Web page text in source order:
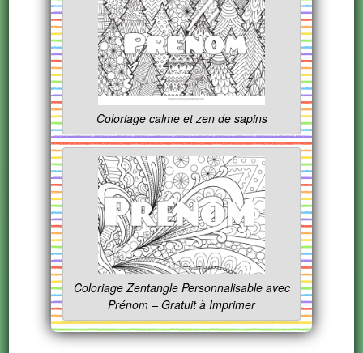
Coloriage calme et zen de sapins
Coloriage Zentangle Personnalisable avec
Prénom – Gratuit à Imprimer